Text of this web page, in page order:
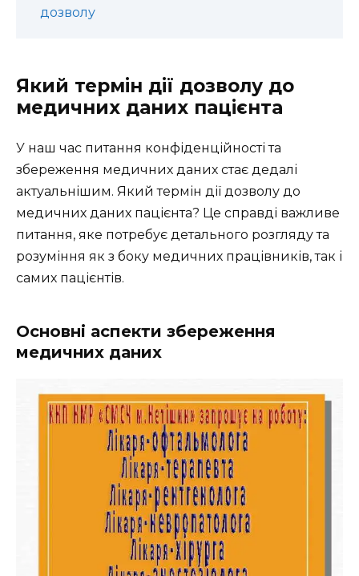
дозволу
Який термін дії дозволу до
медичних даних пацієнта
У наш час питання конфіденційності та
збереження медичних даних стає дедалі
актуальнішим. Який термін дії дозволу до
медичних даних пацієнта? Це справді важливе
питання, яке потребує детального розгляду та
розуміння як з боку медичних працівників, так і
самих пацієнтів.
Основні аспекти збереження
медичних даних